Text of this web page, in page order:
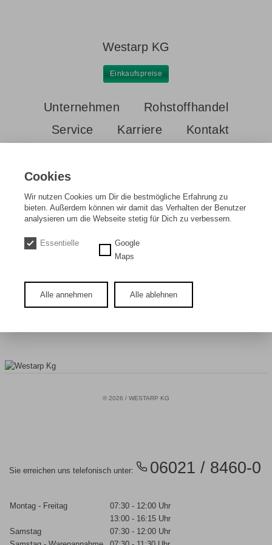
Westarp KG
Einkaufspreise
Unternehmen
Rohstoffhandel
Service
Karriere Kontakt
Chromstahl
© 2026 / WESTARP KG
Sie erreichen uns telefonisch unter: 06021 / 8460-0
Montag - Freitag
07:30 - 12:00 Uhr
13:00 - 16:15 Uhr
Samstag
07:30 - 12:00 Uhr
Cookies
Wir nutzen Cookies um Dir die bestmögliche Erfahrung zu
bieten. Außerdem können wir damit das Verhalten der Benutzer
analysieren um die Webseite stetig für Dich zu verbessern.
Essentielle
Google
Maps
Alle annehmen Alle ablehnen